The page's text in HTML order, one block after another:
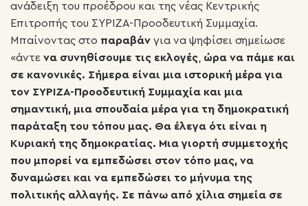
ανάδειξη του προέδρου και της νέας Κεντρικής
Επιτροπής του ΣΥΡΙΖΑ-Προοδευτική Συμμαχία.
Μπαίνοντας στο παραβάν για να ψηφίσει σημείωσε
«άντε να συνηθίσουμε τις εκλογές ώρα να πάμε και
σε κανονικές. Σήμερα είναι μια ιστορική μέρα για
τον ΣΥΡΙΖΑ-Προοδευτική Συμμαχία και μια
σημαντική, μια σπουδαία μέρα για τη δημοκρατική
παράταξη του τόπου μας. Θα έλεγα ότι είναι η
Κυριακή της δημοκρατίας. Μια γιορτή συμμετοχής
που μπορεί να εμπεδώσει στον τόπο μας, να
δυναμώσει και να εμπεδώσει το μήνυμα της
πολιτικής αλλαγής. Σε πάνω από χίλια σημεία σε